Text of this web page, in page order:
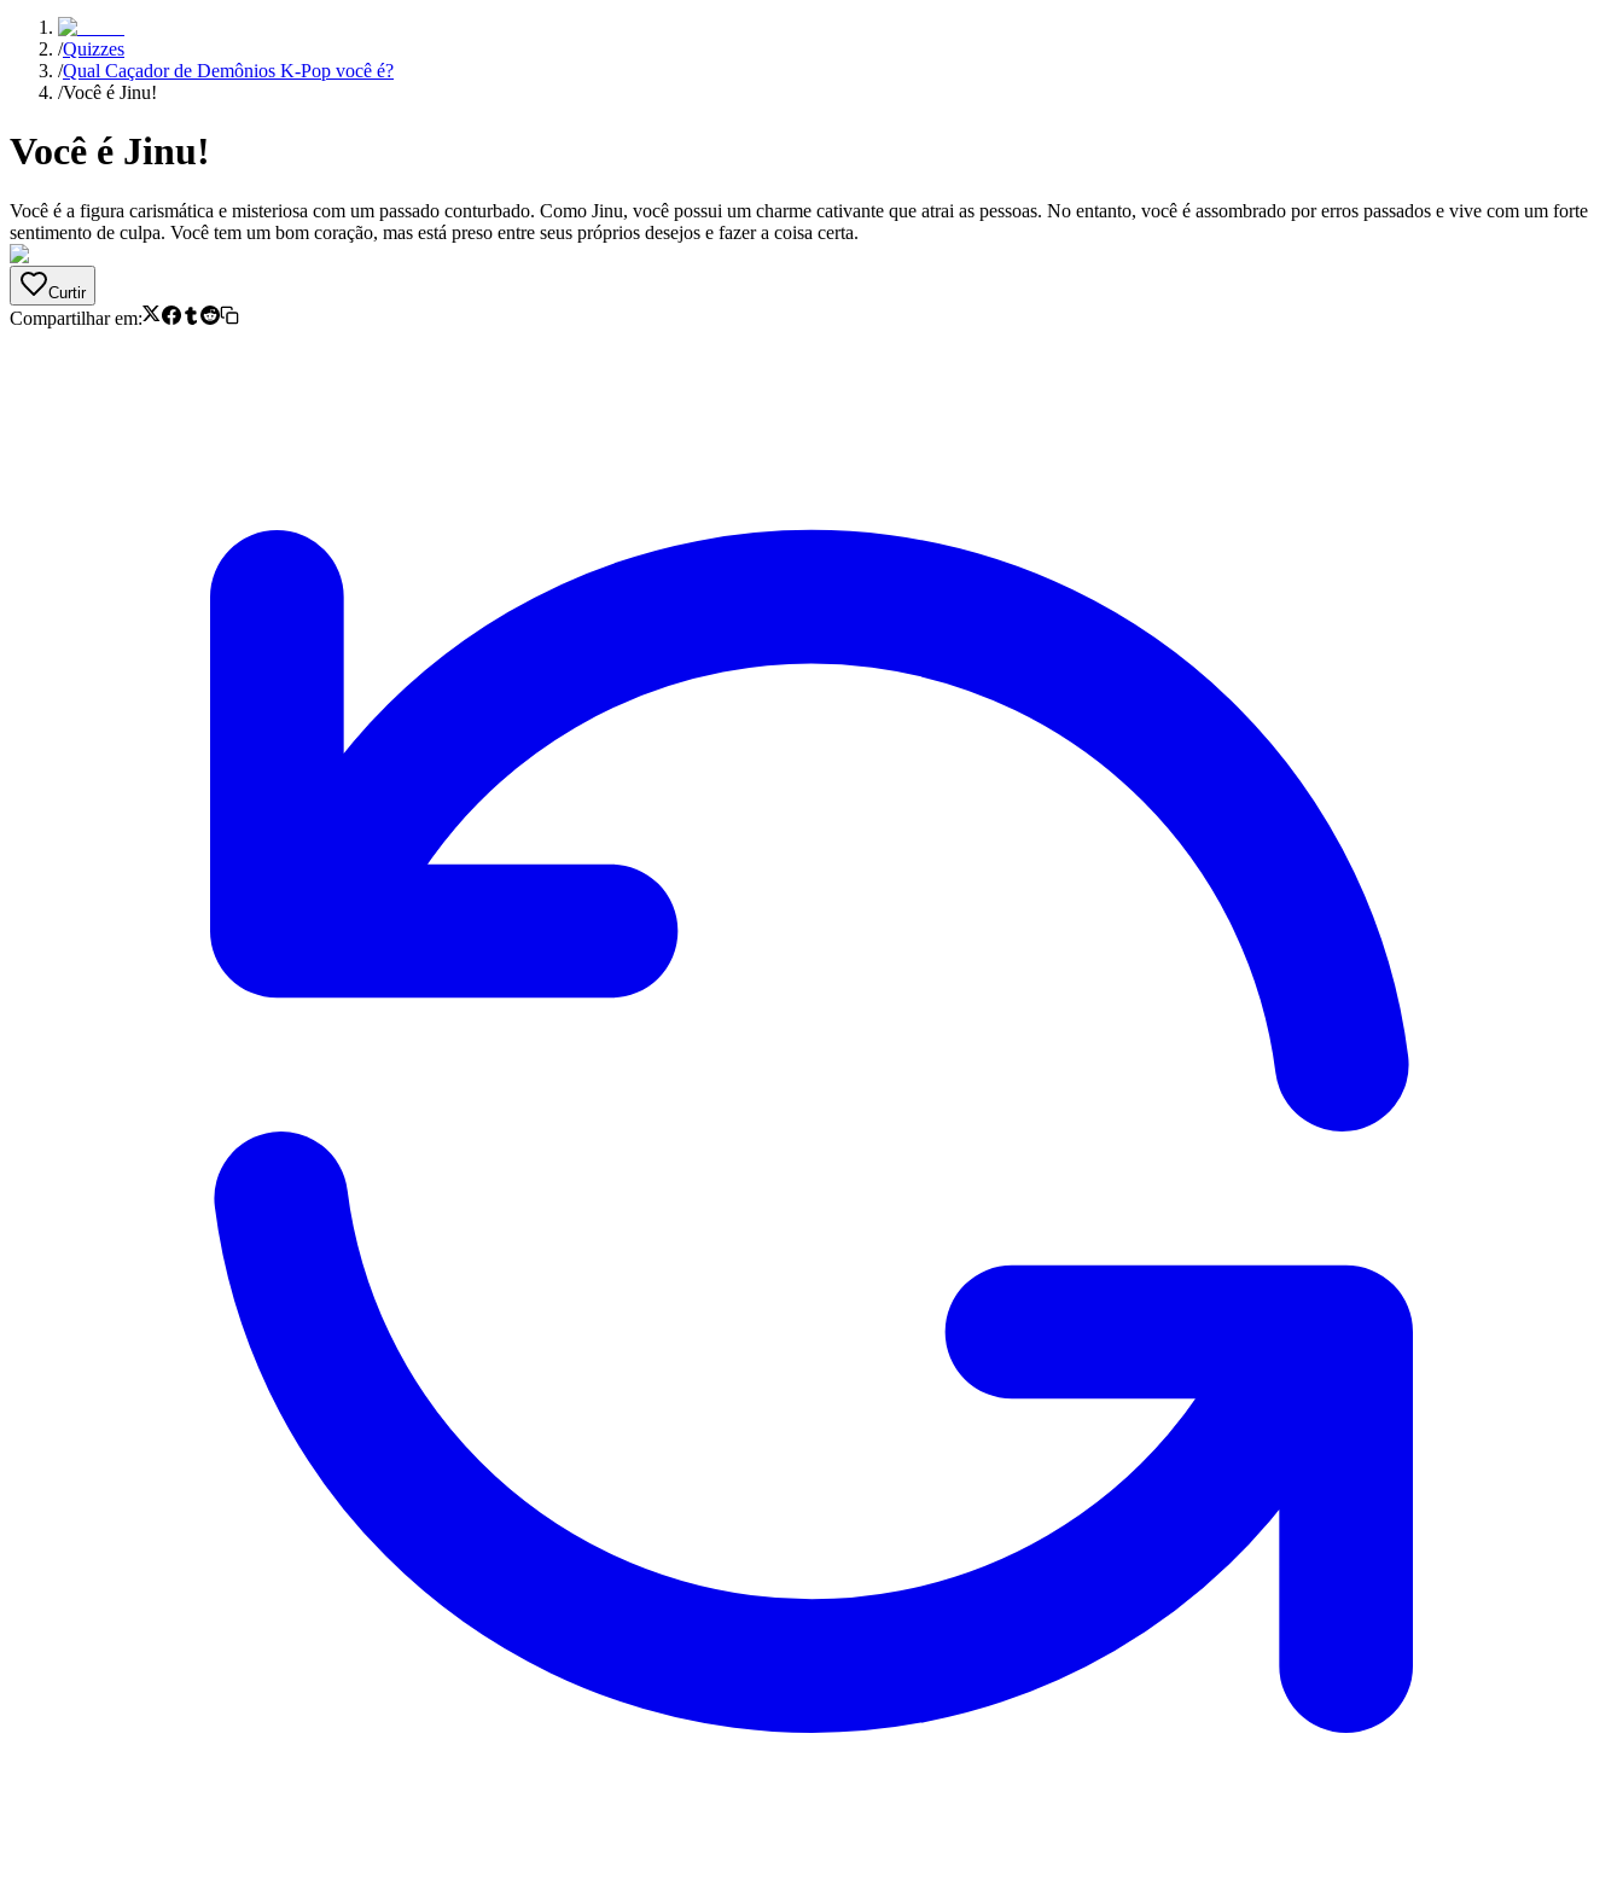
/Quizzes
/Qual Caçador de Demônios K-Pop você é?
/Você é Jinu!
Você é Jinu!
Você é a figura carismática e misteriosa com um passado conturbado. Como Jinu, você possui um charme cativante que atrai as pessoas. No entanto, você é assombrado por erros passados e vive com um forte
sentimento de culpa. Você tem um bom coração, mas está preso entre seus próprios desejos e fazer a coisa certa.
Curtir
Compartilhar em: